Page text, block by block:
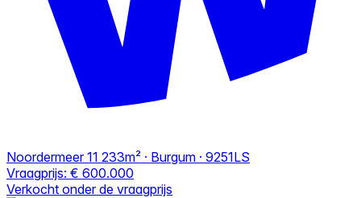
Noordermeer 11 233m² · Burgum · 9251LS
Vraagprijs: € 600.000
Verkocht onder de vraagprijs